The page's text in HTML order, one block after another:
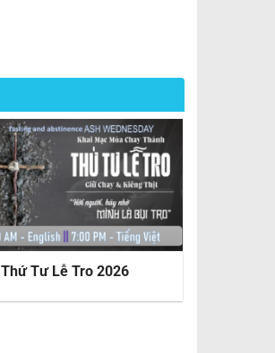
Thứ Tư Lễ Tro 2026